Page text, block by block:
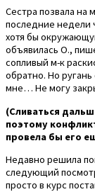
Сестра позвала на
последние недели
хотя бы
объявилась О.,
сопливый м-к
обратно. Но
мне… Не могу
(Сливаться
поэтому
провела бы его
Недавно решила
следующий
просто в курс